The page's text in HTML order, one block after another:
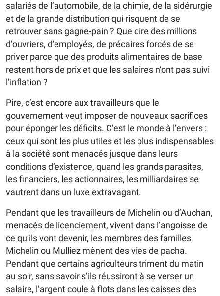
salariés de l’automobile, de la chimie, de la sidérurgie
et de la grande distribution qui risquent de se
retrouver sans gagne-pain ? Que dire des millions
d’ouvriers, d’employés, de précaires forcés de se
priver parce que des produits alimentaires de base
restent hors de prix et que les salaires n’ont pas suivi
l’inflation ?
Pire, c’est encore aux travailleurs que le
gouvernement veut imposer de nouveaux sacrifices
pour éponger les déficits. C’est le monde à l’envers :
ceux qui sont les plus utiles et les plus indispensables
à la société sont menacés jusque dans leurs
conditions d’existence, quand les grands parasites,
les financiers, les actionnaires, les milliardaires se
vautrent dans un luxe extravagant.
Pendant que les travailleurs de Michelin ou d’Auchan,
menacés de licenciement, vivent dans l’angoisse de
ce qu’ils vont devenir, les membres des familles
Michelin ou Mulliez mènent des vies de pacha.
Pendant que certains agriculteurs triment du matin
au soir, sans savoir s’ils réussiront à se verser un
salaire, l’argent coule à flots dans les caisses des